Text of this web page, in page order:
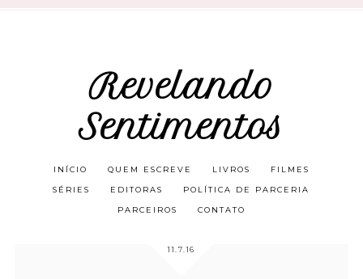
Revelando
Sentimentos
INÍCIO QUEM ESCREVE LIVROS FILMES
SÉRIES EDITORAS POLÍTICA DE PARCERIA
PARCEIROS CONTATO
11.7.16